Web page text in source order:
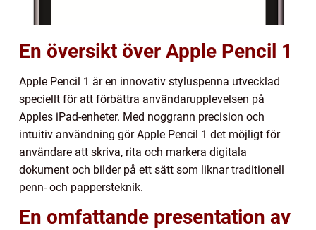
En översikt över Apple Pencil 1
Apple Pencil 1 är en innovativ styluspenna utvecklad
speciellt för att förbättra användarupplevelsen på
Apples iPad-enheter. Med noggrann precision och
intuitiv användning gör Apple Pencil 1 det möjligt för
användare att skriva, rita och markera digitala
dokument och bilder på ett sätt som liknar traditionell
penn- och pappersteknik.
En omfattande presentation av